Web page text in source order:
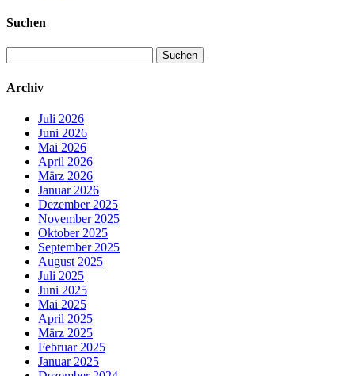
Suchen
nach:
Archiv
Juli 2026
Juni 2026
Mai 2026
April 2026
März 2026
Januar 2026
Dezember 2025
November 2025
Oktober 2025
September 2025
August 2025
Juli 2025
Juni 2025
Mai 2025
April 2025
März 2025
Februar 2025
Januar 2025